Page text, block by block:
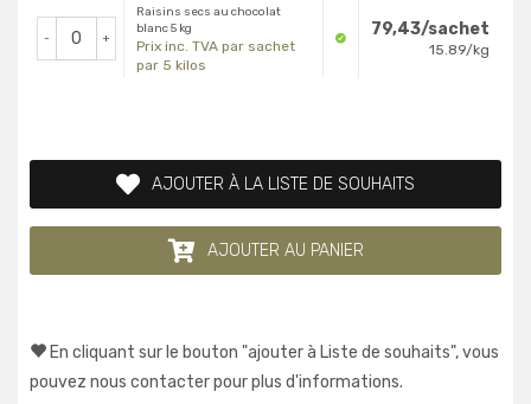
- +
Raisins secs au chocolat
blanc 5 kg
Prix inc. TVA par sachet
par 5 kilos
79,43/sachet
15.89/kg
AJOUTER À LA LISTE DE SOUHAITS
AJOUTER AU PANIER
En cliquant sur le bouton "ajouter à Liste de souhaits", vous
pouvez nous contacter pour plus d'informations.